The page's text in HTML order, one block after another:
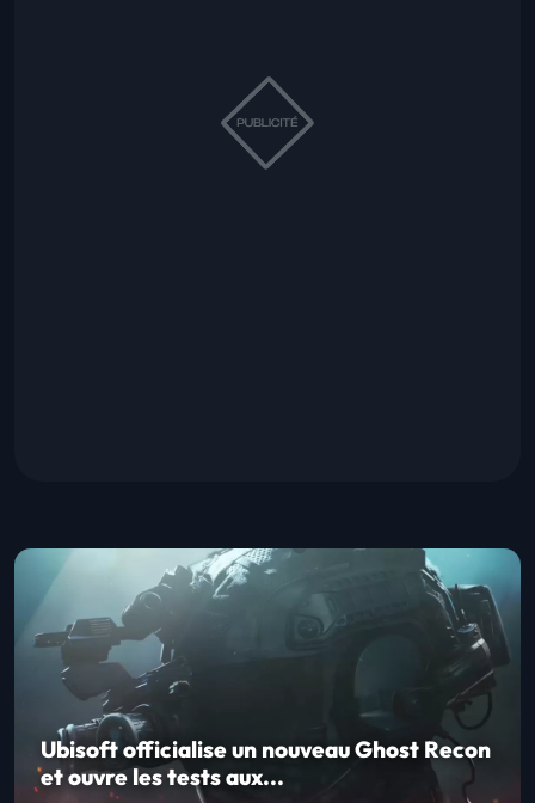
Ubisoft officialise un nouveau Ghost Recon
et ouvre les tests aux...